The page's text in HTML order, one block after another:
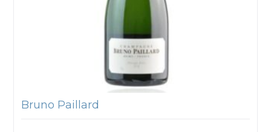
Bruno Paillard